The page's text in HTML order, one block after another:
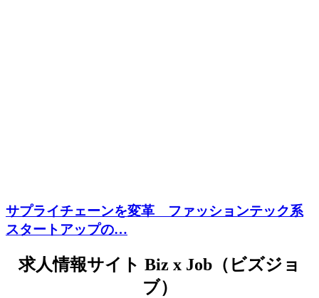
サプライチェーンを変革 ファッションテック系
スタートアップの…
求人情報サイト Biz x Job（ビズジョ
ブ）